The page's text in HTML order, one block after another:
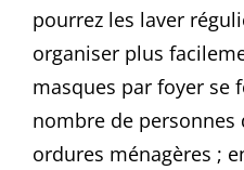
pourrez les laver
organiser plus
masques par foyer se
nombre de personnes
ordures ménagères ;